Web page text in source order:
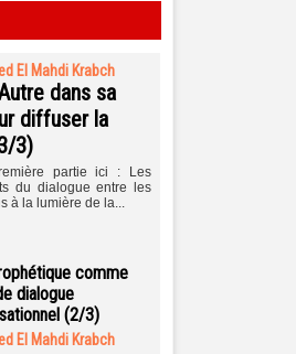
El Mahdi Krabch
dans sa
diffuser la
3)
partie ici : Les
du dialogue entre les
à la lumière de la...
comme
dialogue
(2/3)
El Mahdi Krabch